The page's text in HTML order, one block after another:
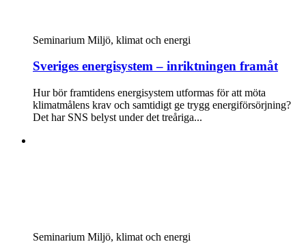
Seminarium Miljö, klimat och energi
Sveriges energisystem – inriktningen framåt
Hur bör framtidens energisystem utformas för att möta
klimatmålens krav och samtidigt ge trygg energiförsörjning?
Det har SNS belyst under det treåriga...
Seminarium Miljö, klimat och energi